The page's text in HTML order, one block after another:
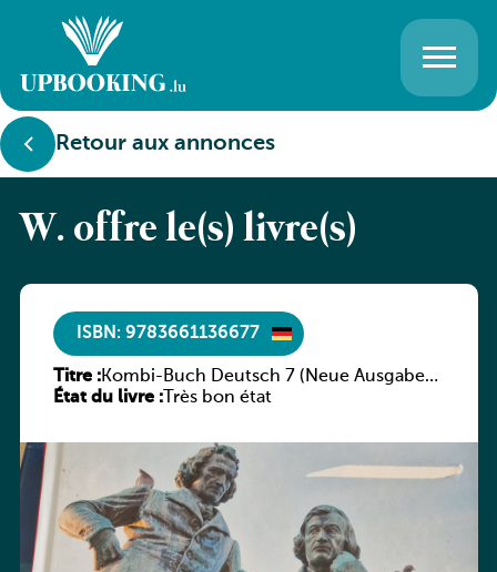
Retour aux annonces
W. offre le(s) livre(s)
ISBN: 9783661136677
Titre :Kombi-Buch Deutsch 7 (Neue Ausgabe
Luxemburg)
État du livre :Très bon état